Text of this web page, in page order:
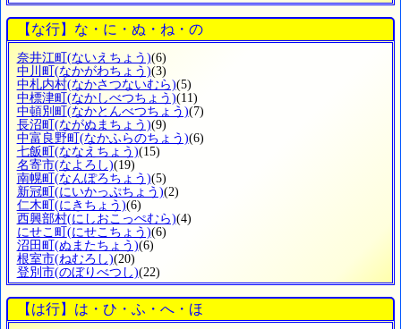
【な行】な・に・ぬ・ね・の
奈井江町(ないえちょう)(6)
中川町(なかがわちょう)(3)
中札内村(なかさつないむら)(5)
中標津町(なかしべつちょう)(11)
中頓別町(なかとんべつちょう)(7)
長沼町(ながぬまちょう)(9)
中富良野町(なかふらのちょう)(6)
七飯町(ななえちょう)(15)
名寄市(なよろし)(19)
南幌町(なんぽろちょう)(5)
新冠町(にいかっぷちょう)(2)
仁木町(にきちょう)(6)
西興部村(にしおこっぺむら)(4)
にせこ町(にせこちょう)(6)
沼田町(ぬまたちょう)(6)
根室市(ねむろし)(20)
登別市(のぼりべつし)(22)
【は行】は・ひ・ふ・へ・ほ